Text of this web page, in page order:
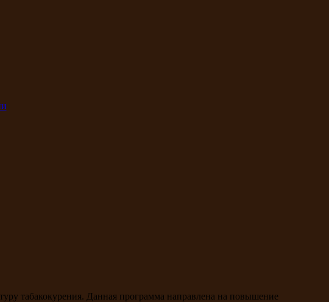
табакокурения. Данная программа направлена на повышение